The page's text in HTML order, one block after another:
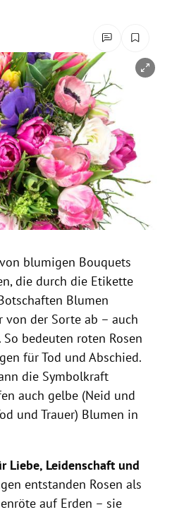
blumigen Bouquets
die durch die Etikette
Blumen
der Sorte ab – auch
bedeuten roten Rosen
für Tod und Abschied.
die Symbolkraft
auch gelbe (Neid und
und Trauer) Blumen in
Liebe, Leidenschaft und
entstanden Rosen als
auf Erden – sie